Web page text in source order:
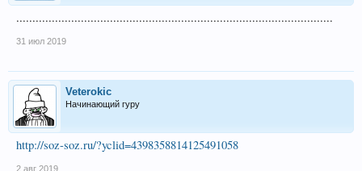
..................................................................................................
31 июл 2019
Veterokic
Начинающий гуру
http://soz-soz.ru/?yclid=4398358814125491058
2 авг 2019